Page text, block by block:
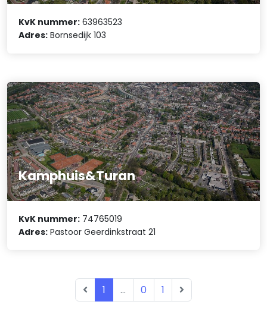
KvK nummer: 63963523
Adres: Bornsedijk 103
Kamphuis&Turan
KvK nummer: 74765019
Adres: Pastoor Geerdinkstraat 21
1 ... 0 1